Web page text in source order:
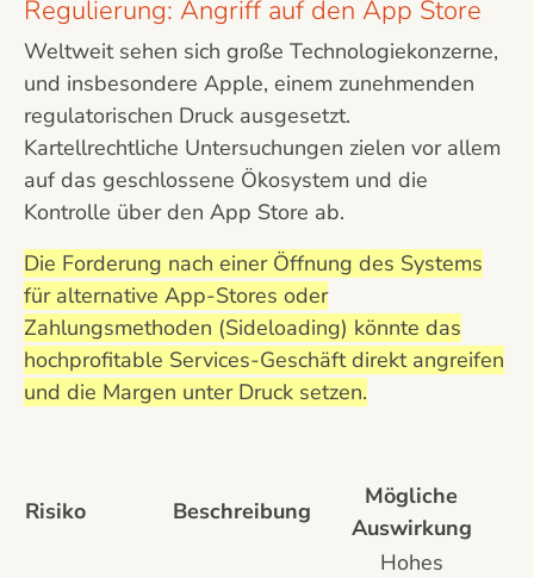
Regulierung: Angriff auf den App Store
Weltweit sehen sich große Technologiekonzerne,
und insbesondere Apple, einem zunehmenden
regulatorischen Druck ausgesetzt.
Kartellrechtliche Untersuchungen zielen vor allem
auf das geschlossene Ökosystem und die
Kontrolle über den App Store ab.
Die Forderung nach einer Öffnung des Systems
für alternative App-Stores oder
Zahlungsmethoden (Sideloading) könnte das
hochprofitable Services-Geschäft direkt angreifen
und die Margen unter Druck setzen.
Risiko Beschreibung
Mögliche
Auswirkung
Hohes